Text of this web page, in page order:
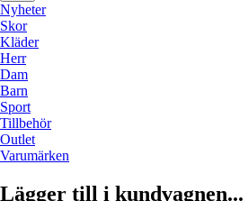
Nyheter
Skor
Kläder
Herr
Dam
Barn
Sport
Tillbehör
Outlet
Varumärken
Lägger till i kundvagnen...